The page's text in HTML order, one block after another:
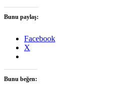
Bunu paylaş:
Facebook
X
Bunu beğen: